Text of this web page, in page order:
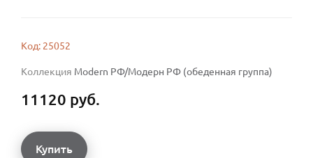
Код: 25052
Коллекция Modern РФ/Модерн РФ (обеденная группа)
11120 руб.
Купить